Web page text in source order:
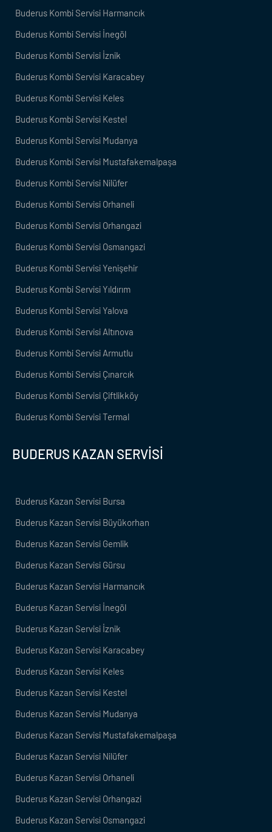
Buderus Kombi Servisi Harmancık
Buderus Kombi Servisi İnegöl
Buderus Kombi Servisi İznik
Buderus Kombi Servisi Karacabey
Buderus Kombi Servisi Keles
Buderus Kombi Servisi Kestel
Buderus Kombi Servisi Mudanya
Buderus Kombi Servisi Mustafakemalpaşa
Buderus Kombi Servisi Nilüfer
Buderus Kombi Servisi Orhaneli
Buderus Kombi Servisi Orhangazi
Buderus Kombi Servisi Osmangazi
Buderus Kombi Servisi Yenişehir
Buderus Kombi Servisi Yıldırım
Buderus Kombi Servisi Yalova
Buderus Kombi Servisi Altınova
Buderus Kombi Servisi Armutlu
Buderus Kombi Servisi Çınarcık
Buderus Kombi Servisi Çiftlikköy
Buderus Kombi Servisi Termal
BUDERUS KAZAN SERVİSİ
Buderus Kazan Servisi Bursa
Buderus Kazan Servisi Büyükorhan
Buderus Kazan Servisi Gemlik
Buderus Kazan Servisi Gürsu
Buderus Kazan Servisi Harmancık
Buderus Kazan Servisi İnegöl
Buderus Kazan Servisi İznik
Buderus Kazan Servisi Karacabey
Buderus Kazan Servisi Keles
Buderus Kazan Servisi Kestel
Buderus Kazan Servisi Mudanya
Buderus Kazan Servisi Mustafakemalpaşa
Buderus Kazan Servisi Nilüfer
Buderus Kazan Servisi Orhaneli
Buderus Kazan Servisi Orhangazi
Buderus Kazan Servisi Osmangazi